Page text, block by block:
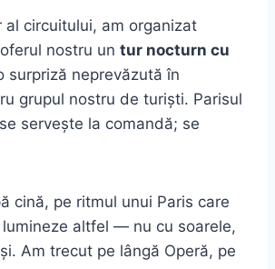
al circuitului, am organizat
nostru un tur nocturn cu
surpriză neprevăzută în
grupul nostru de turiști. Parisul
servește la comandă; se
cină, pe ritmul unui Paris care
altfel — nu cu soarele,
Am trecut pe lângă Operă, pe